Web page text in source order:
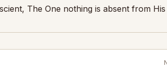
The One nothing is absent from